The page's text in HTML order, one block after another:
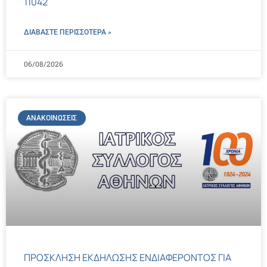
ΔΙΑΒΑΣΤΕ ΠΕΡΙΣΣΌΤΕΡΑ »
06/08/2026
ΑΝΑΚΟΙΝΏΣΕΙΣ
ΠΡΟΣΚΛΗΣΗ ΕΚΔΗΛΩΣΗΣ ΕΝΔΙΑΦΕΡΟΝΤΟΣ ΓΙΑ